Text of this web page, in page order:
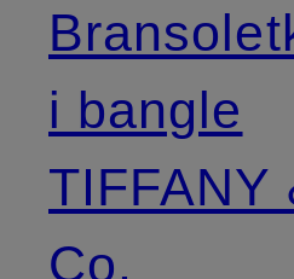
i bangle
TIFFANY
Co.